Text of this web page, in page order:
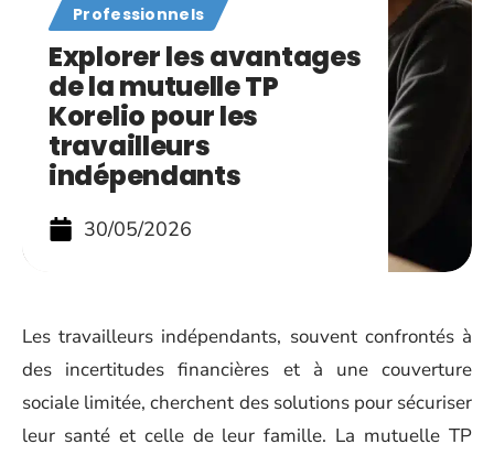
Professionnels
Explorer les avantages
de la mutuelle TP
Korelio pour les
travailleurs
indépendants
30/05/2026
Les travailleurs indépendants, souvent confrontés à
des incertitudes financières et à une couverture
sociale limitée, cherchent des solutions pour sécuriser
leur santé et celle de leur famille. La mutuelle TP